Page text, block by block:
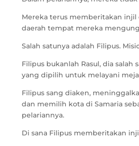
Mereka terus memberitakan injil
daerah tempat mereka
Salah satunya adalah Filipus.
Filipus bukanlah Rasul, dia salah
yang dipilih untuk melayani
Filipus sang diaken,
dan memilih kota di Samaria
pelariannya.
Di sana Filipus memberitakan